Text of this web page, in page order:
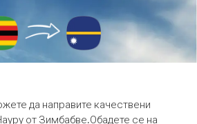
да направите качествени
от Зимбабве.Обадете се на